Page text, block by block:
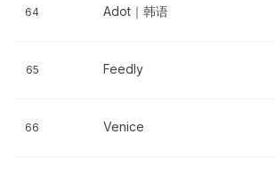
64 Adot｜韩语
65 Feedly
66 Venice